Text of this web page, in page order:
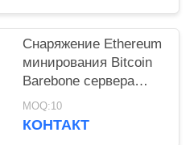
Снаряжение Ethereum
минирования Bitcoin
Barebone сервера
сервера 8GPU
видеокарты минируя
MOQ:10
КОНТАКТ